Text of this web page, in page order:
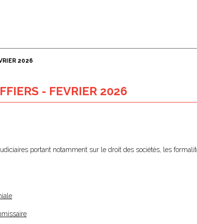
2026
- FEVRIER 2026
portant notamment sur le droit des sociétés, les